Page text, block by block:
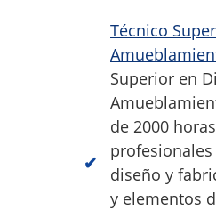
Técnico
Superior en
de 2000
diseño y
y elementos